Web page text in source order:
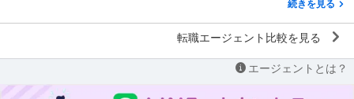
続きを見る
転職エージェント比較を見る
エージェントとは？